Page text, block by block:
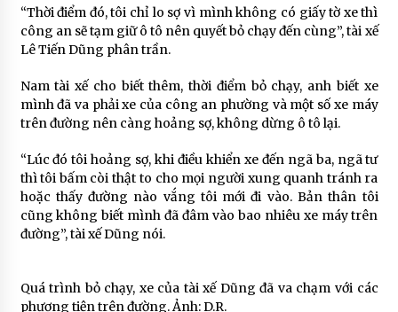
“Thời điểm đó, tôi chỉ lo sợ vì mình không có giấy tờ xe thì
công an sẽ tạm giữ ô tô nên quyết bỏ chạy đến cùng”, tài xế
Lê Tiến Dũng phân trần.
Nam tài xế cho biết thêm, thời điểm bỏ chạy, anh biết xe
mình đã va phải xe của công an phường và một số xe máy
trên đường nên càng hoảng sợ, không dừng ô tô lại.
“Lúc đó tôi hoảng sợ, khi điều khiển xe đến ngã ba, ngã tư
thì tôi bấm còi thật to cho mọi người xung quanh tránh ra
hoặc thấy đường nào vắng tôi mới đi vào. Bản thân tôi
cũng không biết mình đã đâm vào bao nhiêu xe máy trên
đường”, tài xế Dũng nói.
Quá trình bỏ chạy, xe của tài xế Dũng đã va chạm với các
phương tiện trên đường. Ảnh: D.R.